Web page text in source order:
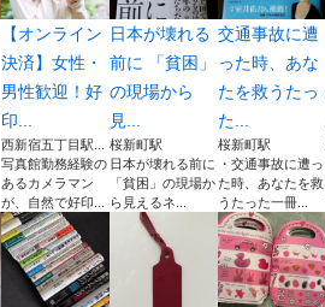
【オンライン
決済】女性・
男性歓迎！好
印...
西新宿五丁目駅...
写真館勤務経験の
あるカメラマン
が、自然で好印...
日本が壊れる
前に 「貧困」
の現場から
見...
桜新町駅
日本が壊れる前に
「貧困」の現場か
ら見えるネ...
交通事故に遭
った時、あな
たを救うたっ
た...
桜新町駅
・交通事故に遭っ
た時、あなたを救
うたった一冊...